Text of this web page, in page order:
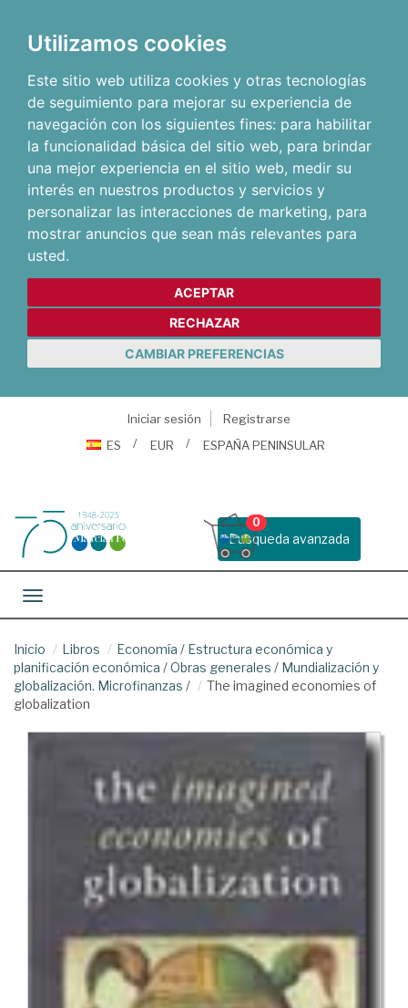
Utilizamos cookies
Este sitio web utiliza cookies y otras tecnologías
de seguimiento para mejorar su experiencia de
navegación con los siguientes fines: para habilitar
la funcionalidad básica del sitio web, para brindar
una mejor experiencia en el sitio web, medir su
interés en nuestros productos y servicios y
personalizar las interacciones de marketing, para
mostrar anuncios que sean más relevantes para
usted.
ACEPTAR
RECHAZAR
CAMBIAR PREFERENCIAS
Iniciar sesión
Registrarse
ES
EUR ESPAÑA PENINSULAR
Busqueda avanzada
0
Toggle navigation
Inicio Libros Economía / Estructura económica y
planificación económica /Obras generales / Mundialización y
globalización. Microfinanzas /
The imagined economies of
globalization